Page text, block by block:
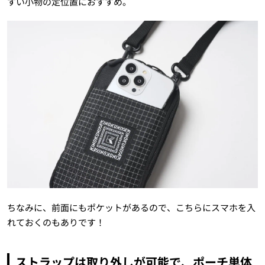
ちなみに、前面にもポケットがあるので、こちらにスマホを入
れておくのもありです！